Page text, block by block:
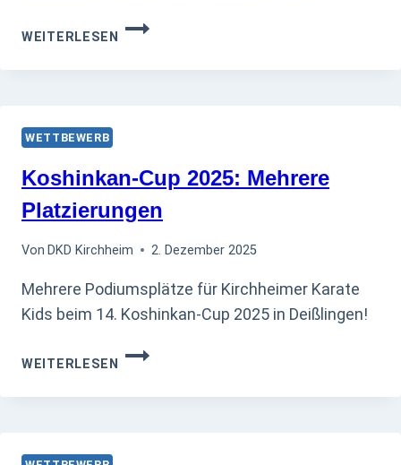
WEITERLESEN
MEHRERE
BEIM
WETTBEWERB
Koshinkan-Cup 2025: Mehrere
Platzierungen
Von DKD Kirchheim 2. Dezember 2025
Mehrere Podiumsplätze für Kirchheimer Karate
Kids beim 14. Koshinkan-Cup 2025 in Deißlingen!
WEITERLESEN
KOSHINKAN-
2025: